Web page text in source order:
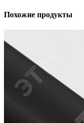
Похожие продукты